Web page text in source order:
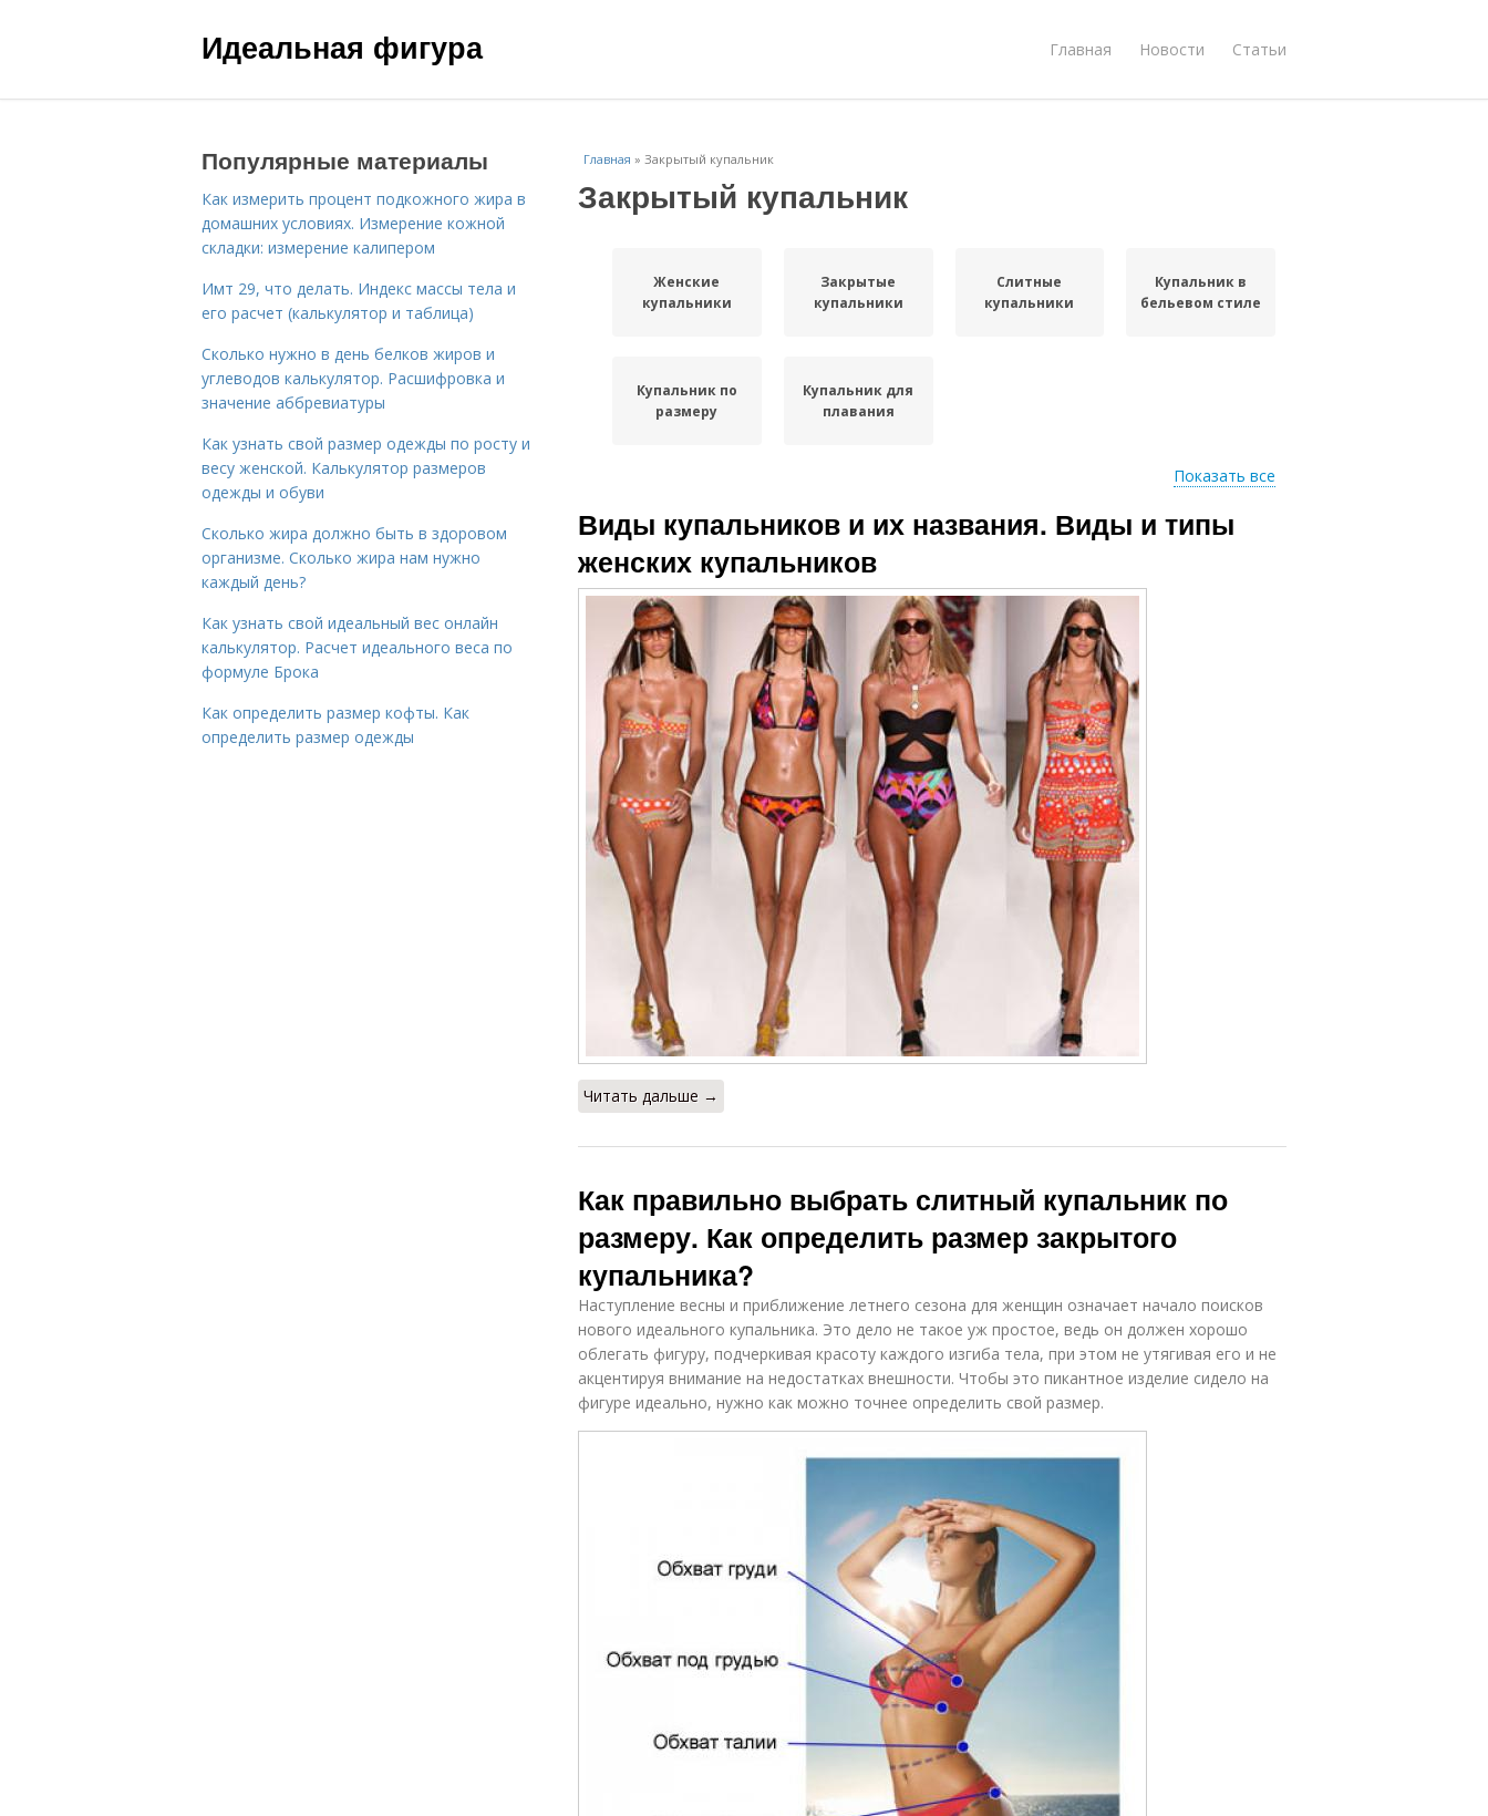
Идеальная фигура Главная Новости Статьи
Главная » Закрытый купальник
Закрытый купальник
Женские
купальники
Закрытые
купальники
Слитные
купальники
Купальник в
бельевом стиле
Купальник по
размеру
Купальник для
плавания
Показать все
Виды купальников и их названия. Виды и типы
женских купальников
Читать дальше →
Как правильно выбрать слитный купальник по
размеру. Как определить размер закрытого
купальника?
Наступление весны и приближение летнего сезона для женщин означает начало поисков
нового идеального купальника. Это дело не такое уж простое, ведь он должен хорошо
облегать фигуру, подчеркивая красоту каждого изгиба тела, при этом не утягивая его и не
акцентируя внимание на недостатках внешности. Чтобы это пикантное изделие сидело на
фигуре идеально, нужно как можно точнее определить свой размер.
Популярные материалы
Как измерить процент подкожного жира в
домашних условиях. Измерение кожной
складки: измерение калипером
Имт 29, что делать. Индекс массы тела и
его расчет (калькулятор и таблица)
Сколько нужно в день белков жиров и
углеводов калькулятор. Расшифровка и
значение аббревиатуры
Как узнать свой размер одежды по росту и
весу женской. Калькулятор размеров
одежды и обуви
Сколько жира должно быть в здоровом
организме. Сколько жира нам нужно
каждый день?
Как узнать свой идеальный вес онлайн
калькулятор. Расчет идеального веса по
формуле Брока
Как определить размер кофты. Как
определить размер одежды